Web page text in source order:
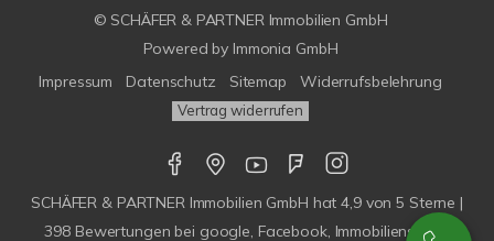
© SCHÄFER & PARTNER Immobilien GmbH
Powered by Immonia GmbH
Impressum
Datenschutz Sitemap Widerrufsbelehrung
Vertrag widerrufen
SCHÄFER & PARTNER Immobilien GmbH hat4,9von5 Sterne |
398 Bewertungen bei google, Facebook, Immobilienscout,